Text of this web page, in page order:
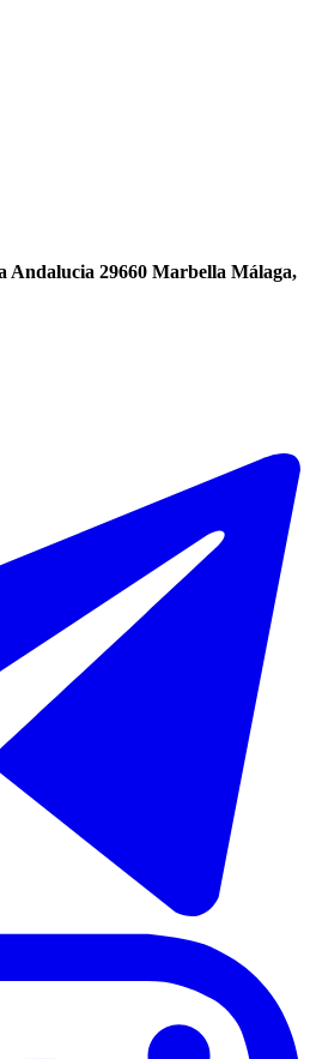
в El Paraiso
Andalucia 29660 Marbella Málaga,